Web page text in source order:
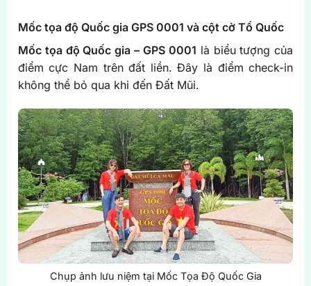
Mốc tọa độ Quốc gia GPS 0001 và cột cờ Tổ Quốc
Mốc tọa độ Quốc gia – GPS 0001 là biểu tượng của
điểm cực Nam trên đất liền. Đây là điểm check-in
không thể bỏ qua khi đến Đất Mũi.
Chụp ảnh lưu niệm tại Mốc Tọa Độ Quốc Gia